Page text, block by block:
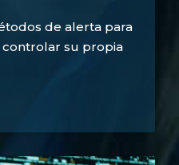
de alerta para
su propia